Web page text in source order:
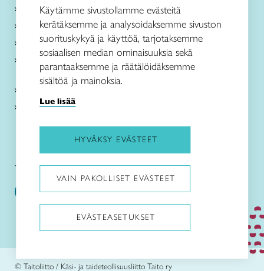
Käsityöohjeet
Me olemme Taito
Paikallinen toiminta
Verkkokaupat
Kirjaudu Arviin
Kirjaudu Taitocampukseen
Taitoliitto: Taito-lehti:
© Taitoliitto / Käsi- ja taideteollisuusliitto Taito ry
Käytämme sivustollamme evästeitä
kerätäksemme ja analysoidaksemme sivuston
suorituskykyä ja käyttöä, tarjotaksemme
sosiaalisen median ominaisuuksia sekä
parantaaksemme ja räätälöidäksemme
sisältöä ja mainoksia.
Lue lisää
HYVÄKSY EVÄSTEET
VAIN PAKOLLISET EVÄSTEET
EVÄSTEASETUKSET